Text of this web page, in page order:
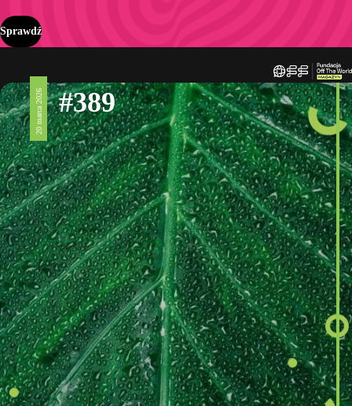
Sprawdź
20 marca 2026 #389